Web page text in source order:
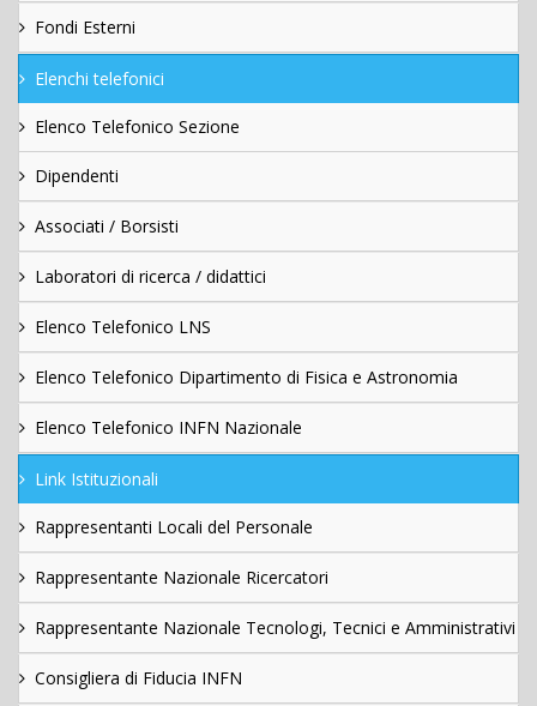
Fondi Esterni
Elenchi telefonici
Elenco Telefonico Sezione
Dipendenti
Associati / Borsisti
Laboratori di ricerca / didattici
Elenco Telefonico LNS
Elenco Telefonico Dipartimento di Fisica e Astronomia
Elenco Telefonico INFN Nazionale
Link Istituzionali
Rappresentanti Locali del Personale
Rappresentante Nazionale Ricercatori
Rappresentante Nazionale Tecnologi, Tecnici e Amministrativi
Consigliera di Fiducia INFN